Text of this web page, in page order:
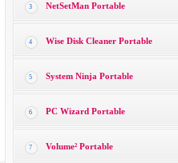
3 NetSetMan Portable
4 Wise Disk Cleaner Portable
5 System Ninja Portable
6 PC Wizard Portable
7 Volume² Portable